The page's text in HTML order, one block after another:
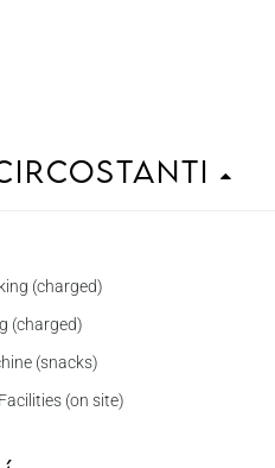
(charged)
(charged)
(snacks)
(on site)